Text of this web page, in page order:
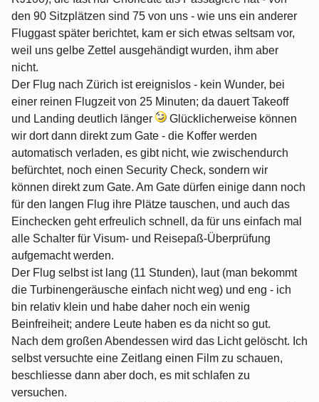
den 90 Sitzplätzen sind 75 von uns - wie uns ein anderer
Fluggast später berichtet, kam er sich etwas seltsam vor,
weil uns gelbe Zettel ausgehändigt wurden, ihm aber
nicht.
Der Flug nach Zürich ist ereignislos - kein Wunder, bei
einer reinen Flugzeit von 25 Minuten; da dauert Takeoff
und Landing deutlich länger
Glücklicherweise können
wir dort dann direkt zum Gate - die Koffer werden
automatisch verladen, es gibt nicht, wie zwischendurch
befürchtet, noch einen Security Check, sondern wir
können direkt zum Gate. Am Gate dürfen einige dann noch
für den langen Flug ihre Plätze tauschen, und auch das
Einchecken geht erfreulich schnell, da für uns einfach mal
alle Schalter für Visum- und Reisepaß-Überprüfung
aufgemacht werden.
Der Flug selbst ist lang (11 Stunden), laut (man bekommt
die Turbinengeräusche einfach nicht weg) und eng - ich
bin relativ klein und habe daher noch ein wenig
Beinfreiheit; andere Leute haben es da nicht so gut.
Nach dem großen Abendessen wird das Licht gelöscht. Ich
selbst versuchte eine Zeitlang einen Film zu schauen,
beschliesse dann aber doch, es mit schlafen zu
versuchen.